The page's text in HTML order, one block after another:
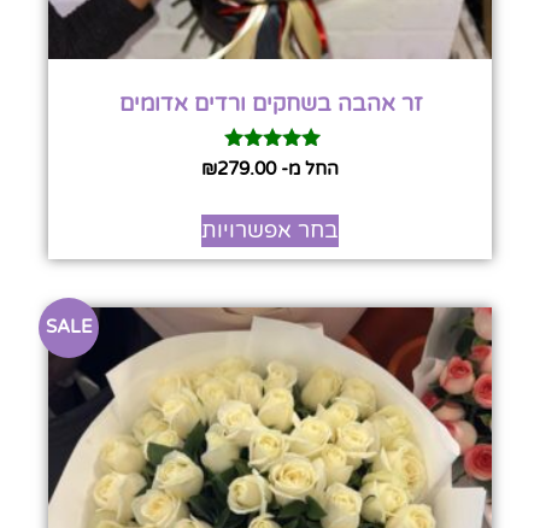
זר אהבה בשחקים ורדים אדומים
דורגהחל מ- ₪279.00
בחר אפשרויות
SALE